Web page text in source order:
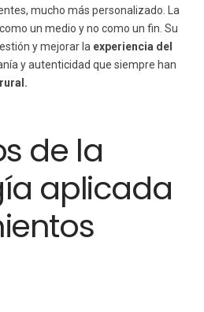
mucho más personalizado. La
un medio y no como un fin. Su
y mejorar la experiencia del
y autenticidad que siempre han
de la
aplicada